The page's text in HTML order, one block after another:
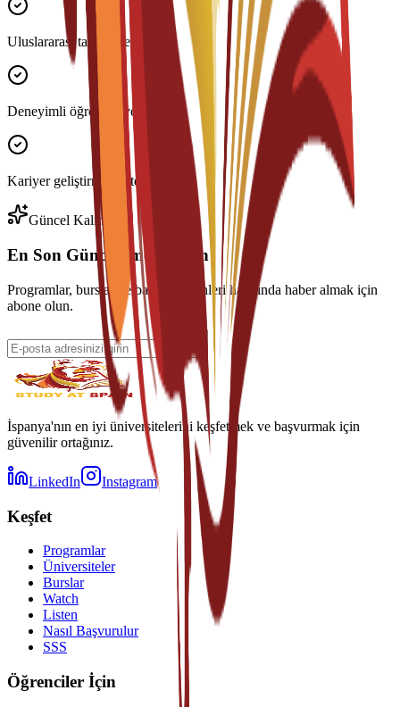
Uluslararası tanınır derece
Deneyimli öğretim üyeleri
Kariyer geliştirme desteği
Güncel Kalın
En Son Güncellemeleri Alın
Programlar, burslar ve başvuru tarihleri hakkında haber almak için
abone olun.
İspanya'nın en iyi üniversitelerini keşfetmek ve başvurmak için
güvenilir ortağınız.
LinkedIn Instagram
Keşfet
Programlar
Üniversiteler
Burslar
Watch
Listen
Nasıl Başvurulur
SSS
Öğrenciler İçin